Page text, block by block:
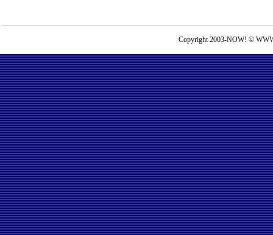
Copyright 2003-NOW! ©